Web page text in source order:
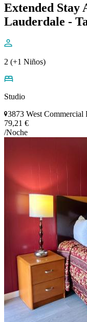
Extended Stay
Lauderdale -
2 (+1 Niños)
Studio
3873 West Commercial
79,21 €
/Noche